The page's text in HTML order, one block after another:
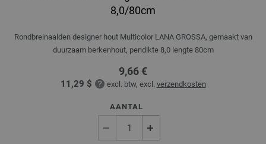
8,0/80cm
Rondbreinaalden designer hout Multicolor LANA GROSSA, gemaakt van
duurzaam berkenhout, pendikte 8,0 lengte 80cm
9,66 €
11,29 $ excl. btw, excl. verzendkosten
AANTAL